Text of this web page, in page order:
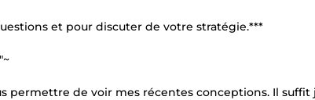
et pour discuter de votre stratégie.***
permettre de voir mes récentes conceptions. Il suffit